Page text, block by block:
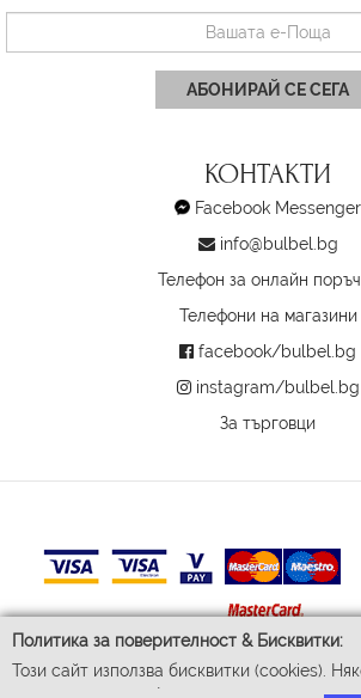
Политика за поверителност & Бисквитки:
Този сайт използва бисквитки (cookies).
АБОНИРАЙ СЕ СЕГА
КОНТАКТИ
Facebook Messenger
info@bulbel.bg
Телефон за онлайн
Телефони на магазини
facebook/bulbel.bg
instagram/bulbel.bg
За търговци
© 2026 Бул-Бел ЕООД